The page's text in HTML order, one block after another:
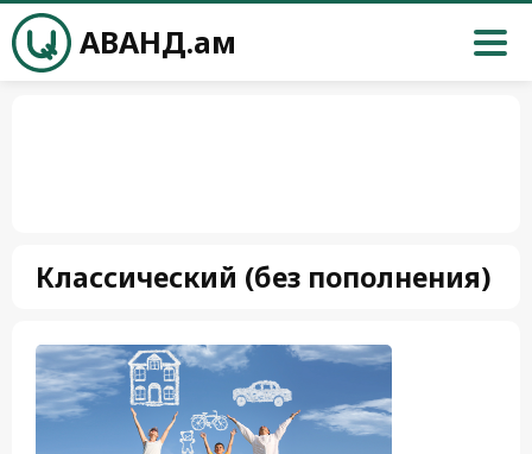
АВАНД.ам
Классический (без пополнения)